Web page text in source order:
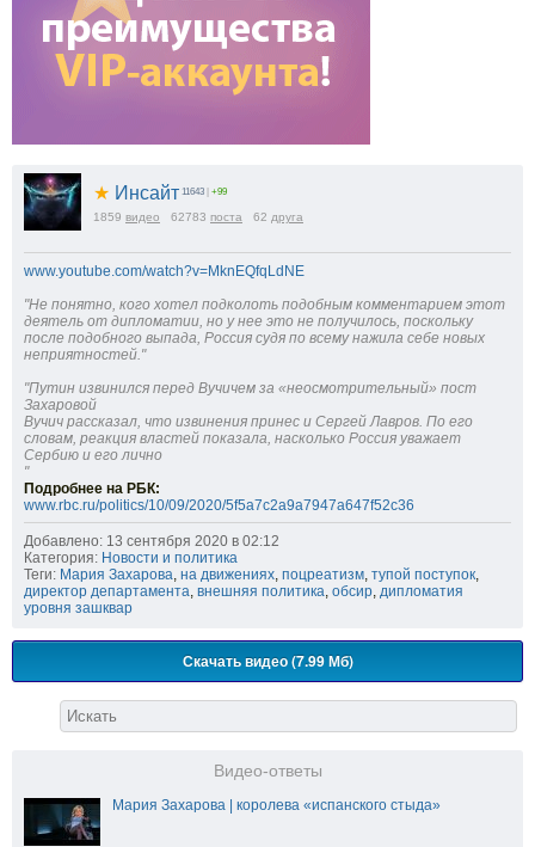
★ Инсайт 11643 +99
1859 видео 62783 поста 62 друга
www.youtube.com/watch?v=MknEQfqLdNE
"Не понятно, кого хотел подколоть подобным комментарием этот
деятель от дипломатии, но у нее это не получилось, поскольку
после подобного выпада, Россия судя по всему нажила себе новых
неприятностей."
"Путин извинился перед Вучичем за «неосмотрительный» пост
Захаровой
Вучич рассказал, что извинения принес и Сергей Лавров. По его
словам, реакция властей показала, насколько Россия уважает
Сербию и его лично
"
Подробнее на РБК:
www.rbc.ru/politics/10/09/2020/5f5a7c2a9a7947a647f52c36
Добавлено: 13 сентября 2020 в 02:12
Категория: Новости и политика
Теги: Мария Захарова, на движениях, поцреатизм, тупой поступок,
директор департамента, внешняя политика, обсир, дипломатия
уровня зашквар
Скачать видео (7.99 Мб)
Видео-ответы
Мария Захарова | королева «испанского стыда»